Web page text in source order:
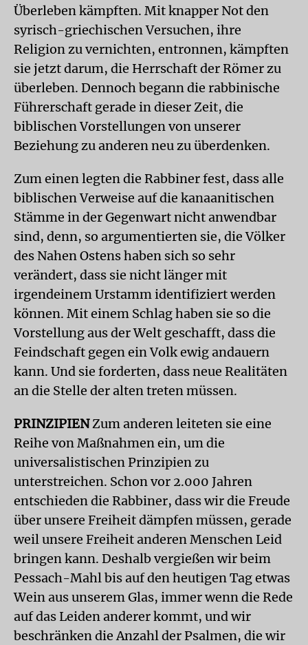
Überleben kämpften. Mit knapper Not den
syrisch-griechischen Versuchen, ihre
Religion zu vernichten, entronnen, kämpften
sie jetzt darum, die Herrschaft der Römer zu
überleben. Dennoch begann die rabbinische
Führerschaft gerade in dieser Zeit, die
biblischen Vorstellungen von unserer
Beziehung zu anderen neu zu überdenken.
Zum einen legten die Rabbiner fest, dass alle
biblischen Verweise auf die kanaanitischen
Stämme in der Gegenwart nicht anwendbar
sind, denn, so argumentierten sie, die Völker
des Nahen Ostens haben sich so sehr
verändert, dass sie nicht länger mit
irgendeinem Urstamm identifiziert werden
können. Mit einem Schlag haben sie so die
Vorstellung aus der Welt geschafft, dass die
Feindschaft gegen ein Volk ewig andauern
kann. Und sie forderten, dass neue Realitäten
an die Stelle der alten treten müssen.
PRINZIPIENZum anderen leiteten sie eine
Reihe von Maßnahmen ein, um die
universalistischen Prinzipien zu
unterstreichen. Schon vor 2.000 Jahren
entschieden die Rabbiner, dass wir die Freude
über unsere Freiheit dämpfen müssen, gerade
weil unsere Freiheit anderen Menschen Leid
bringen kann. Deshalb vergießen wir beim
Pessach-Mahl bis auf den heutigen Tag etwas
Wein aus unserem Glas, immer wenn die Rede
auf das Leiden anderer kommt, und wir
beschränken die Anzahl der Psalmen, die wir